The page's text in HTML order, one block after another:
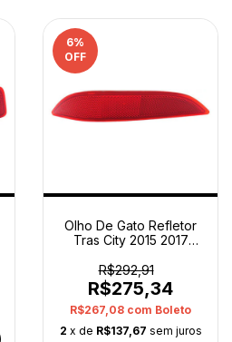
6%
OFF
Olho De Gato Refletor
Tras City 2015 2017
Vermelho
R$292,91
R$275,34
R$267,08 com Boleto
2 x de R$137,67 sem juros